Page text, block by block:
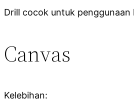
Drill cocok untuk
Canvas
Kelebihan: